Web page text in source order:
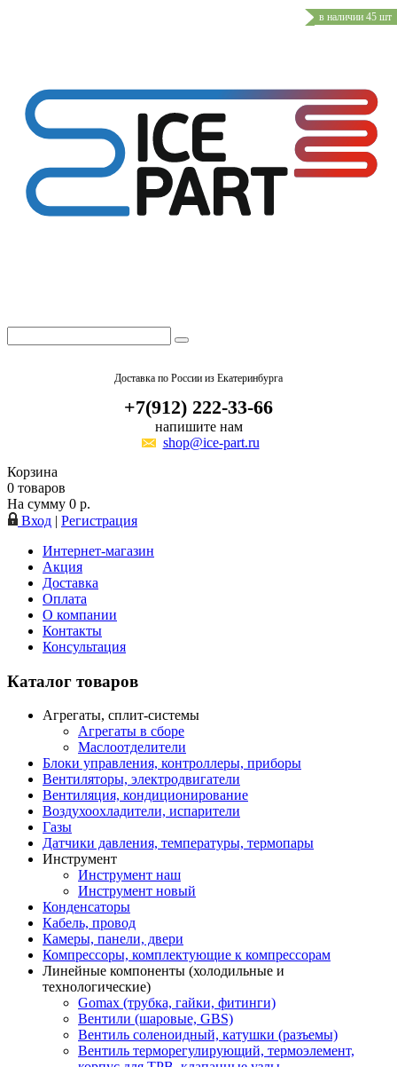
Доставка по России из Екатеринбурга
+7(912) 222-33-66
напишите нам
shop@ice-part.ru
Корзина
0 товаров
На сумму 0 р.
Вход | Регистрация
Интернет-магазин
Акция
Доставка
Оплата
О компании
Контакты
Консультация
Каталог товаров
Агрегаты, сплит-системы
Агрегаты в сборе
Маслоотделители
Блоки управления, контроллеры, приборы
Вентиляторы, электродвигатели
Вентиляция, кондиционирование
Воздухоохладители, испарители
Газы
Датчики давления, температуры, термопары
Инструмент
Инструмент наш
Инструмент новый
Конденсаторы
Кабель, провод
Камеры, панели, двери
Компрессоры, комплектующие к компрессорам
Линейные компоненты (холодильные и
технологические)
Gomax (трубка, гайки, фитинги)
Вентили (шаровые, GBS)
Вентиль соленоидный, катушки (разъемы)
Вентиль терморегулирующий, термоэлемент,
в наличии 45 шт